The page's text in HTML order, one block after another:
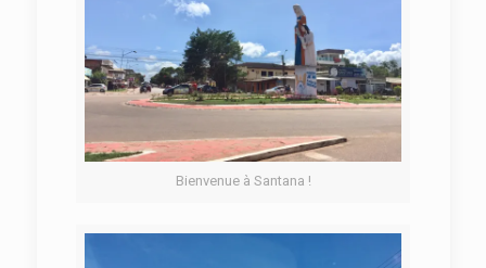
Bienvenue à Santana !